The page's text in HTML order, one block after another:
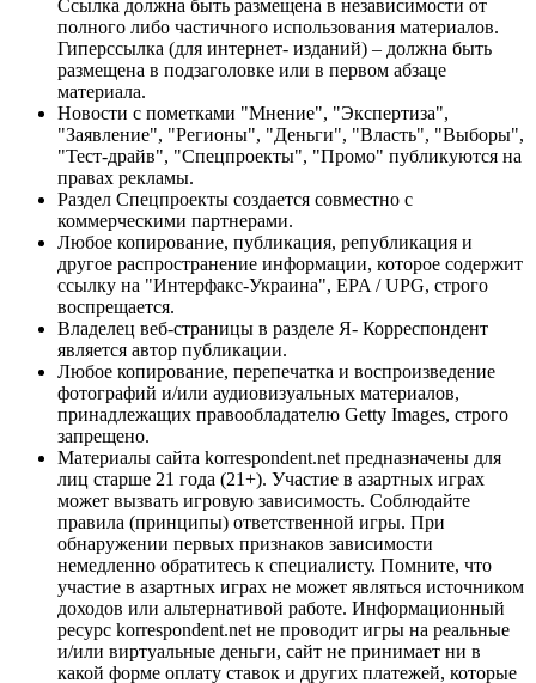
Ссылка должна быть размещена в независимости от
полного либо частичного использования материалов.
Гиперссылка (для интернет- изданий) – должна быть
размещена в подзаголовке или в первом абзаце
материала.
Новости с пометками "Мнение", "Экспертиза",
"Заявление", "Регионы", "Деньги", "Власть", "Выборы",
"Тест-драйв", "Спецпроекты", "Промо" публикуются на
правах рекламы.
Раздел Спецпроекты создается совместно с
коммерческими партнерами.
Любое копирование, публикация, републикация и
другое распространение информации, которое содержит
ссылку на "Интерфакс-Украина", EPA / UPG, строго
воспрещается.
Владелец веб-страницы в разделе Я- Корреспондент
является автор публикации.
Любое копирование, перепечатка и воспроизведение
фотографий и/или аудиовизуальных материалов,
принадлежащих правообладателю Getty Images, строго
запрещено.
Материалы сайта korrespondent.net предназначены для
лиц старше 21 года (21+). Участие в азартных играх
может вызвать игровую зависимость. Соблюдайте
правила (принципы) ответственной игры. При
обнаружении первых признаков зависимости
немедленно обратитесь к специалисту. Помните, что
участие в азартных играх не может являться источником
доходов или альтернативой работе. Информационный
ресурс korrespondent.net не проводит игры на реальные
и/или виртуальные деньги, сайт не принимает ни в
какой форме оплату ставок и других платежей, которые